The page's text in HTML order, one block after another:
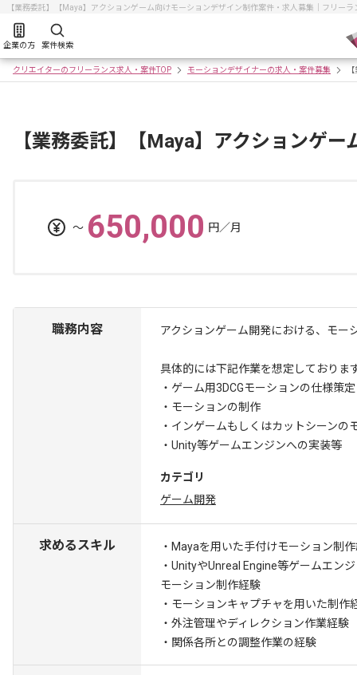
【業務委託】【Maya】アクションゲーム向けモーションデザイン制作案件・求人募集｜フリー
企業の方 案件検索
クリエイターのフリーランス求人・案件TOP モーションデザイナーの求人・案件募集
【業務委託】【Maya】アクションゲ
〜 650,000 円／月
職務内容 アクションゲーム開発における、モー
具体的には下記作業を想定しておりま
・ゲーム用3DCGモーションの仕様策定
・モーションの制作
・インゲームもしくはカットシーンの
・Unity等ゲームエンジンへの実装等
カテゴリ
ゲーム開発
求めるスキル
・Mayaを用いた手付けモーション制
・UnityやUnreal Engine等ゲームエン
モーション制作経験
・モーションキャプチャを用いた制作
・外注管理やディレクション作業経験
・関係各所との調整作業の経験